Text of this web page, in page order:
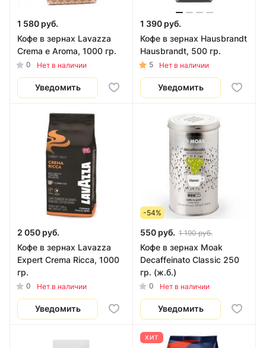
1 580 руб.
Кофе в зернах Lavazza
Crema e Aroma, 1000 гр.
0 Нет в наличии
Уведомить
1 390 руб.
Кофе в зернах Hausbrandt
Hausbrandt, 500 гр.
5 Нет в наличии
Уведомить
2 050 руб.
Кофе в зернах Lavazza
Expert Crema Ricca, 1000
гр.
0 Нет в наличии
Уведомить
-54%
550 руб. 1 190 руб.
Кофе в зернах Moak
Decaffeinato Classic 250
гр. (ж.б.)
0 Нет в наличии
Уведомить
ХИТ